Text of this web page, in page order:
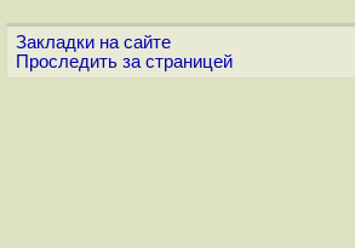
Закладки на сайте
Проследить за страницей